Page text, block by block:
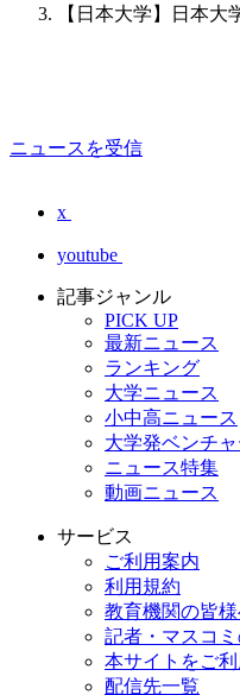
【日本大学】日本
ニュースを受信
x
youtube
記事ジャンル
PICK UP
最新ニュース
ランキング
大学ニュース
小中高ニュース
大学発ベンチ
ニュース特集
動画ニュース
サービス
ご利用案内
利用規約
教育機関の皆
記者・マスコ
本サイトをご
配信先一覧